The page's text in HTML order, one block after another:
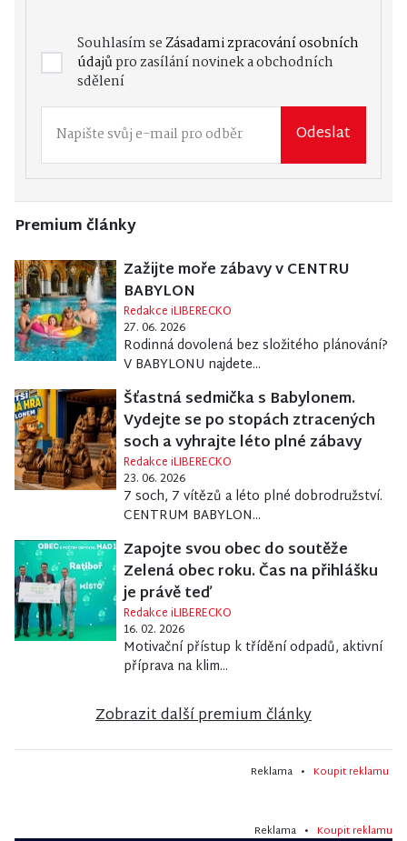
Souhlasím seZásadami zpracování osobních
údajůpro zasílání novinek a obchodních
sdělení
Odeslat
Premium články
Zažijte moře zábavy v CENTRU
BABYLON
Redakce iLIBERECKO
27. 06. 2026
Rodinná dovolená bez složitého plánování?
V BABYLONU najdete...
Šťastná sedmička s Babylonem.
Vydejte se po stopách ztracených
soch a vyhrajte léto plné zábavy
Redakce iLIBERECKO
23. 06. 2026
7 soch, 7 vítězů a léto plné dobrodružství.
CENTRUM BABYLON...
Zapojte svou obec do soutěže
Zelená obec roku. Čas na přihlášku
je právě teď
Redakce iLIBERECKO
16. 02. 2026
Motivační přístup k třídění odpadů, aktivní
příprava na klim...
Zobrazit další premium články
Reklama • Koupit reklamu
Reklama • Koupit reklamu